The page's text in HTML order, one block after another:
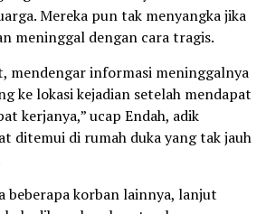
Mereka pun tak menyangka jika
meninggal dengan cara tragis.
mendengar informasi meninggalnya
ke lokasi kejadian setelah mendapat
kerjanya,” ucap Endah, adik
ditemui di rumah duka yang tak jauh
beberapa korban lainnya, lanjut